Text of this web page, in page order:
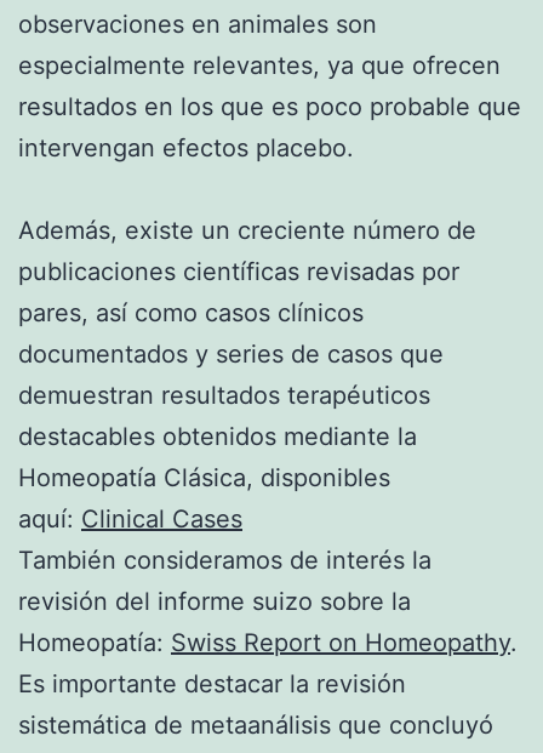
observaciones en animales son
especialmente relevantes, ya que ofrecen
resultados en los que es poco probable que
intervengan efectos placebo.
Además, existe un creciente número de
publicaciones científicas revisadas por
pares, así como casos clínicos
documentados y series de casos que
demuestran resultados terapéuticos
destacables obtenidos mediante la
Homeopatía Clásica, disponibles
aquí: Clinical Cases
También consideramos de interés la
revisión del informe suizo sobre la
Homeopatía: Swiss Report on Homeopathy.
Es importante destacar la revisión
sistemática de metaanálisis que concluyó